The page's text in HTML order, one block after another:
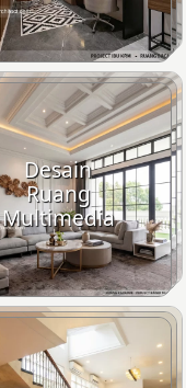
Desain
Ruang
Multimedia